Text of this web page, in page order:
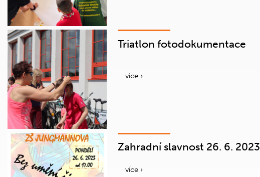
Triatlon fotodokumentace
více ›
Zahradní slavnost 26. 6. 2023
více ›